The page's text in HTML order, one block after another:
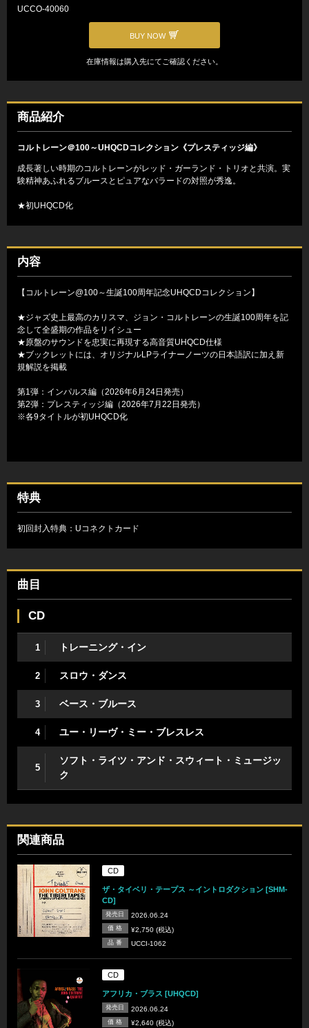
UCCO-40060
BUY NOW
在庫情報は購入先にてご確認ください。
商品紹介
コルトレーン＠100～UHQCDコレクション《プレスティッジ編》
成長著しい時期のコルトレーンがレッド・ガーランド・トリオと共演。実
験精神あふれるブルースとピュアなバラードの対照が秀逸。
★初UHQCD化
内容
【コルトレーン@100～生誕100周年記念UHQCDコレクション】
★ジャズ史上最高のカリスマ、ジョン・コルトレーンの生誕100周年を記
念して全盛期の作品をリイシュー
★原盤のサウンドを忠実に再現する高音質UHQCD仕様
★ブックレットには、オリジナルLPライナーノーツの日本語訳に加え新
規解説を掲載
第1弾：インパルス編（2026年6月24日発売）
第2弾：プレスティッジ編（2026年7月22日発売）
※各9タイトルが初UHQCD化
特典
初回封入特典：Uコネクトカード
曲目
CD
1 トレーニング・イン
2 スロウ・ダンス
3 ベース・ブルース
4 ユー・リーヴ・ミー・ブレスレス
5
ソフト・ライツ・アンド・スウィート・ミュージッ
ク
関連商品
CD
ザ・タイベリ・テープス ～イントロダクション [SHM-
CD]
発売日 2026.06.24
価 格 ¥2,750 (税込)
品 番 UCCI-1062
CD
アフリカ・ブラス [UHQCD]
発売日 2026.06.24
価 格 ¥2,640 (税込)